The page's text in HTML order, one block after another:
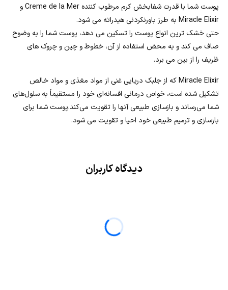
پوست شما با قدرت شفابخش کرم مرطوب کننده Creme de la Mer و
Miracle Elixir به طرز باورنکردنی هیدراته می شود.
حتی خشک ترین انواع پوست را تسکین می دهد، پوست شما را به وضوح
صاف می کند و به محض استفاده از آن، خطوط و چین و چروک های
ظریف را از بین می برد.
Miracle Elixir که از جلبک دریایی غنی از مواد مغذی و مواد خالص
تشکیل شده است، خواص درمانی افسانه‌ای خود را مستقیماً به سلول‌های
شما می‌رساند و بازسازی طبیعی آنها را تقویت می‌کند.پوست شما برای
بازسازی و ترمیم طبیعی خود احیا و تقویت می شود.
دیدگاه کاربران